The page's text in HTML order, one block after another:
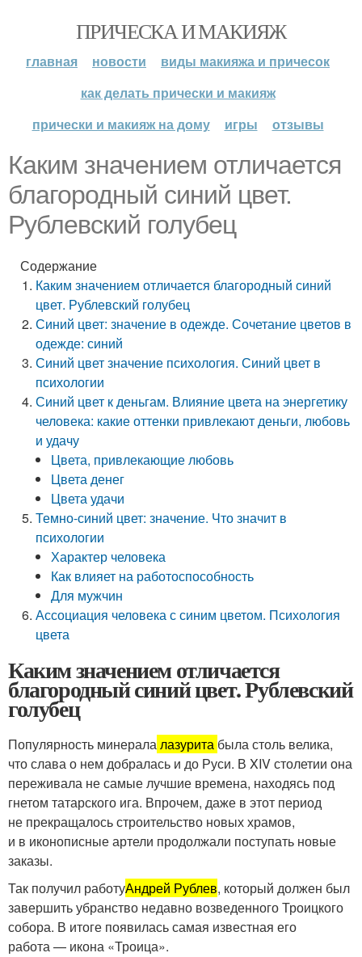
ПРИЧЕСКА И МАКИЯЖ
главная новости
виды макияжа и причесок
как делать прически и макияж
прически и макияж на дому
игры отзывы
Каким значением отличается
благородный синий цвет.
Рублевский голубец
Содержание
Каким значением отличается благородный синий
цвет. Рублевский голубец
Синий цвет: значение в одежде. Сочетание цветов в
одежде: синий
Синий цвет значение психология. Синий цвет в
психологии
Синий цвет к деньгам. Влияние цвета на энергетику
человека: какие оттенки привлекают деньги, любовь
и удачу
Цвета, привлекающие любовь
Цвета денег
Цвета удачи
Темно-синий цвет: значение. Что значит в
психологии
Характер человека
Как влияет на работоспособность
Для мужчин
Ассоциация человека с синим цветом. Психология
цвета
Каким значением отличается
благородный синий цвет. Рублевский
голубец
Популярность минералалазурита была столь велика,
что слава о нем добралась и до Руси. В XIV столетии она
переживала не самые лучшие времена, находясь под
гнетом татарского ига. Впрочем, даже в этот период
не прекращалось строительство новых храмов,
и в иконописные артели продолжали поступать новые
заказы.
Так получил работуАндрей Рублев, который должен был
завершить убранство недавно возведенного Троицкого
собора. В итоге появилась самая известная его
работа — икона «Троица».